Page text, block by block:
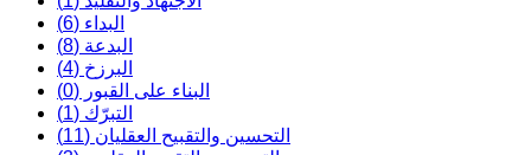
البداء (6)
البدعة (8)
البرزخ (4)
البناء على القبور (0)
التبرّك (1)
التحسين والتقبيح العقليان (11)